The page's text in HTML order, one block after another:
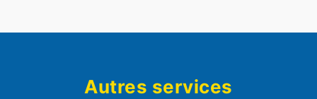
Autres services